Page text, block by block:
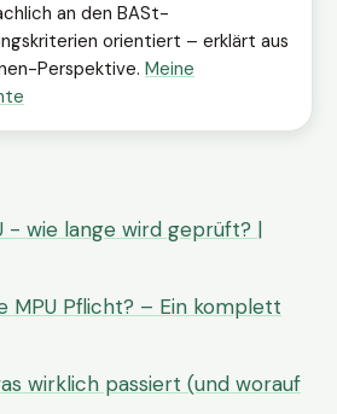
an den BASt-
orientiert – erklärt aus
Perspektive. Meine
- wie lange wird geprüft? |
MPU Pflicht? – Ein komplett
wirklich passiert (und worauf